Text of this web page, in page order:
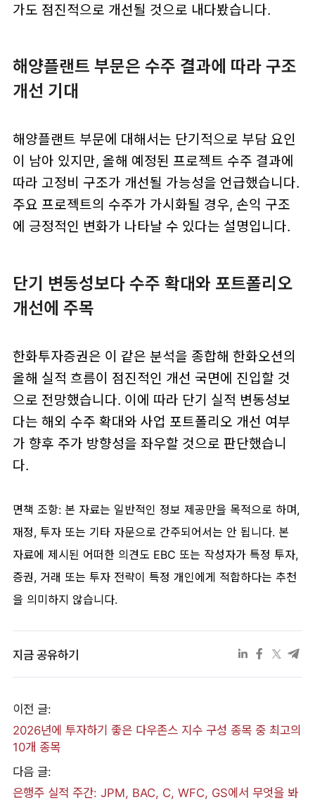
가도 점진적으로 개선될 것으로 내다봤습니다.
해양플랜트 부문은 수주 결과에 따라 구조
개선 기대
해양플랜트 부문에 대해서는 단기적으로 부담 요인
이 남아 있지만, 올해 예정된 프로젝트 수주 결과에
따라 고정비 구조가 개선될 가능성을 언급했습니다.
주요 프로젝트의 수주가 가시화될 경우, 손익 구조
에 긍정적인 변화가 나타날 수 있다는 설명입니다.
단기 변동성보다 수주 확대와 포트폴리오
개선에 주목
한화투자증권은 이 같은 분석을 종합해 한화오션의
올해 실적 흐름이 점진적인 개선 국면에 진입할 것
으로 전망했습니다. 이에 따라 단기 실적 변동성보
다는 해외 수주 확대와 사업 포트폴리오 개선 여부
가 향후 주가 방향성을 좌우할 것으로 판단했습니
다.
면책 조항: 본 자료는 일반적인 정보 제공만을 목적으로 하며,
재정, 투자 또는 기타 자문으로 간주되어서는 안 됩니다. 본
자료에 제시된 어떠한 의견도 EBC 또는 작성자가 특정 투자,
증권, 거래 또는 투자 전략이 특정 개인에게 적합하다는 추천
을 의미하지 않습니다.
지금 공유하기
이전 글:
2026년에 투자하기 좋은 다우존스 지수 구성 종목 중 최고의
10개 종목
다음 글:
은행주 실적 주간: JPM, BAC, C, WFC, GS에서 무엇을 봐